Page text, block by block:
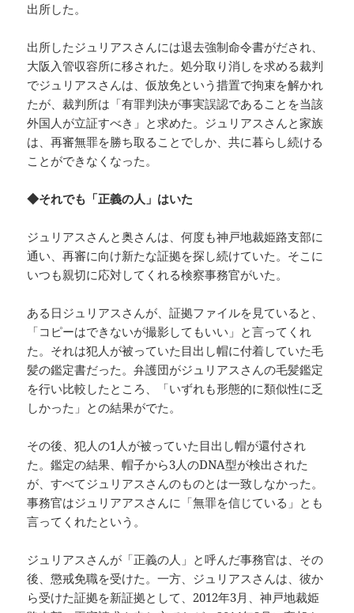
出所した。
出所したジュリアスさんには退去強制命令書がだされ、
大阪入管収容所に移された。処分取り消しを求める裁判
でジュリアスさんは、仮放免という措置で拘束を解かれ
たが、裁判所は「有罪判決が事実誤認であることを当該
外国人が立証すべき」と求めた。ジュリアスさんと家族
は、再審無罪を勝ち取ることでしか、共に暮らし続ける
ことができなくなった。
◆それでも「正義の人」はいた
ジュリアスさんと奥さんは、何度も神戸地裁姫路支部に
通い、再審に向け新たな証拠を探し続けていた。そこに
いつも親切に応対してくれる検察事務官がいた。
ある日ジュリアスさんが、証拠ファイルを見ていると、
「コピーはできないが撮影してもいい」と言ってくれ
た。それは犯人が被っていた目出し帽に付着していた毛
髪の鑑定書だった。弁護団がジュリアスさんの毛髪鑑定
を行い比較したところ、「いずれも形態的に類似性に乏
しかった」との結果がでた。
その後、犯人の1人が被っていた目出し帽が還付され
た。鑑定の結果、帽子から3人のDNA型が検出された
が、すべてジュリアスさんのものとは一致しなかった。
事務官はジュリアアスさんに「無罪を信じている」とも
言ってくれたという。
ジュリアスさんが「正義の人」と呼んだ事務官は、その
後、懲戒免職を受けた。一方、ジュリアスさんは、彼か
ら受けた証拠を新証拠として、2012年3月、神戸地裁姫